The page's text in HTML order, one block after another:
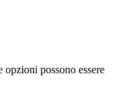
possono essere